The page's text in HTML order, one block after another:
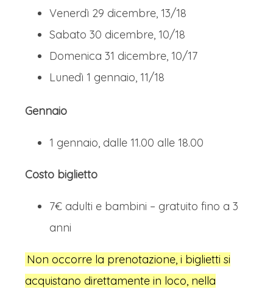
Venerdì 29 dicembre, 13/18
Sabato 30 dicembre, 10/18
Domenica 31 dicembre, 10/17
Lunedì 1 gennaio, 11/18
Gennaio
1 gennaio, dalle 11.00 alle 18.00
Costo biglietto
7€ adulti e bambini – gratuito fino a 3
anni
Non occorre la prenotazione, i biglietti si
acquistano direttamente in loco, nella